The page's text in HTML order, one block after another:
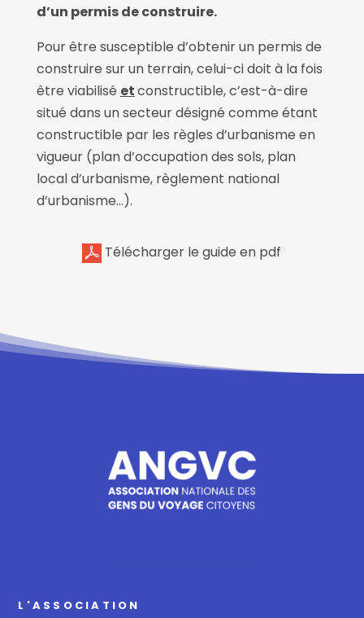
d’un permis de construire.
Pour être susceptible d’obtenir un permis de
construire sur un terrain, celui-ci doit à la fois
être viabilisé etconstructible, c’est-à-dire
situé dans un secteur désigné comme étant
constructible par les règles d’urbanisme en
vigueur (plan d’occupation des sols, plan
local d’urbanisme, règlement national
d’urbanisme…).
Télécharger le guide en pdf
L'ASSOCIATION